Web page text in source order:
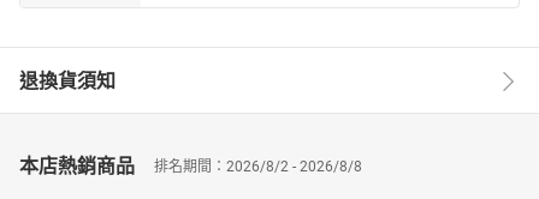
02第2章 葡萄乾練習
05第5章 正念走路
06第6章 身體掃描
退換貨須知
本店熱銷商品 排名期間：2026/8/2 - 2026/8/8